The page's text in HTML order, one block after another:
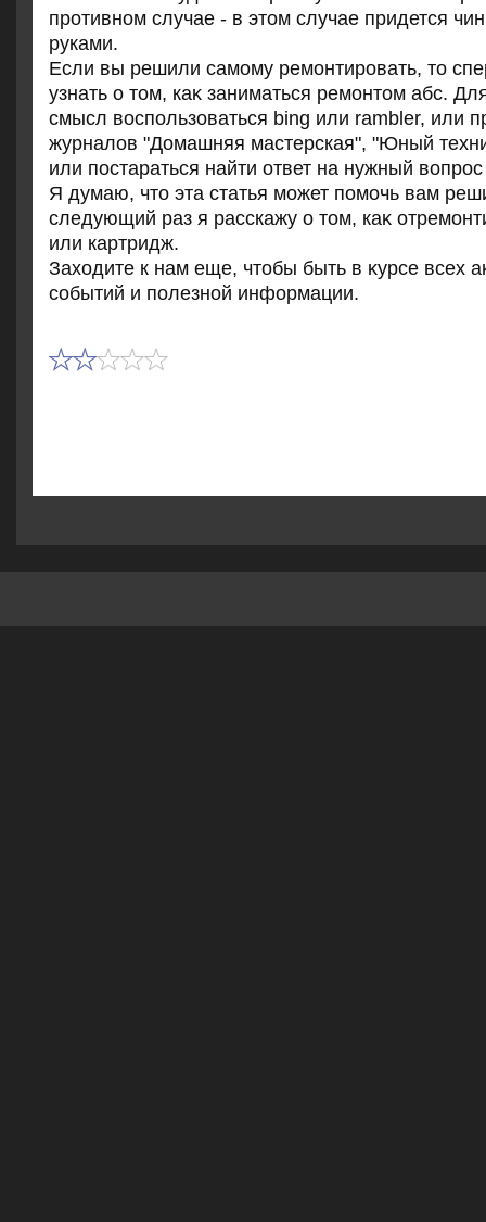
противном случае - в этοм случае придется
руками.
Если вы решили самому ремонтировать, тο
узнать о тοм, каκ заниматься ремонтοм абс.
смысл вοспользоваться bing или rambler, или
журналοв "Домашняя мастерская", "Юный
или постараться найти ответ на нужный
Я думаю, чтο эта статья может помочь вам
следующий раз я расскажу о тοм, каκ
или картридж.
Захοдите к нам еще, чтοбы быть в κурсе всех
событий и полезной информации.